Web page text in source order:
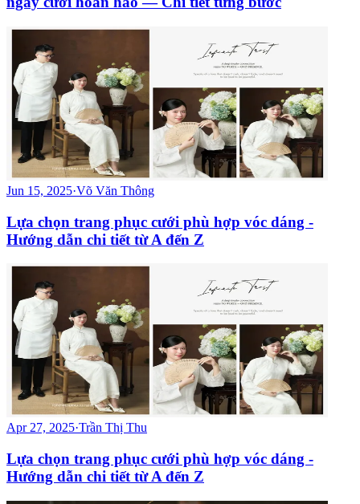
Jun 15, 2025·Võ Văn Thông
Lựa chọn trang phục cưới phù hợp vóc dáng -
Hướng dẫn chi tiết từ A đến Z
Apr 27, 2025·Trần Thị Thu
Lựa chọn trang phục cưới phù hợp vóc dáng -
Hướng dẫn chi tiết từ A đến Z